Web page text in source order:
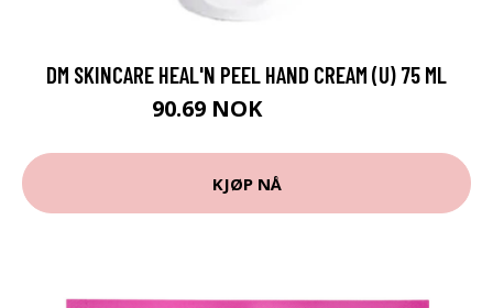
DM SKINCARE HEAL'N PEEL HAND CREAM (U) 75 ML
90.69 NOK
KJØP NÅ